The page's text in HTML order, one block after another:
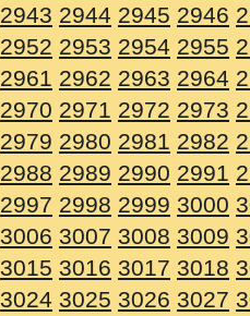
2943 2944 2945 2946
2952 2953 2954 2955
2961 2962 2963 2964
2970 2971 2972 2973
2979 2980 2981 2982
2988 2989 2990 2991
2997 2998 2999 3000
3006 3007 3008 3009
3015 3016 3017 3018
3024 3025 3026 3027